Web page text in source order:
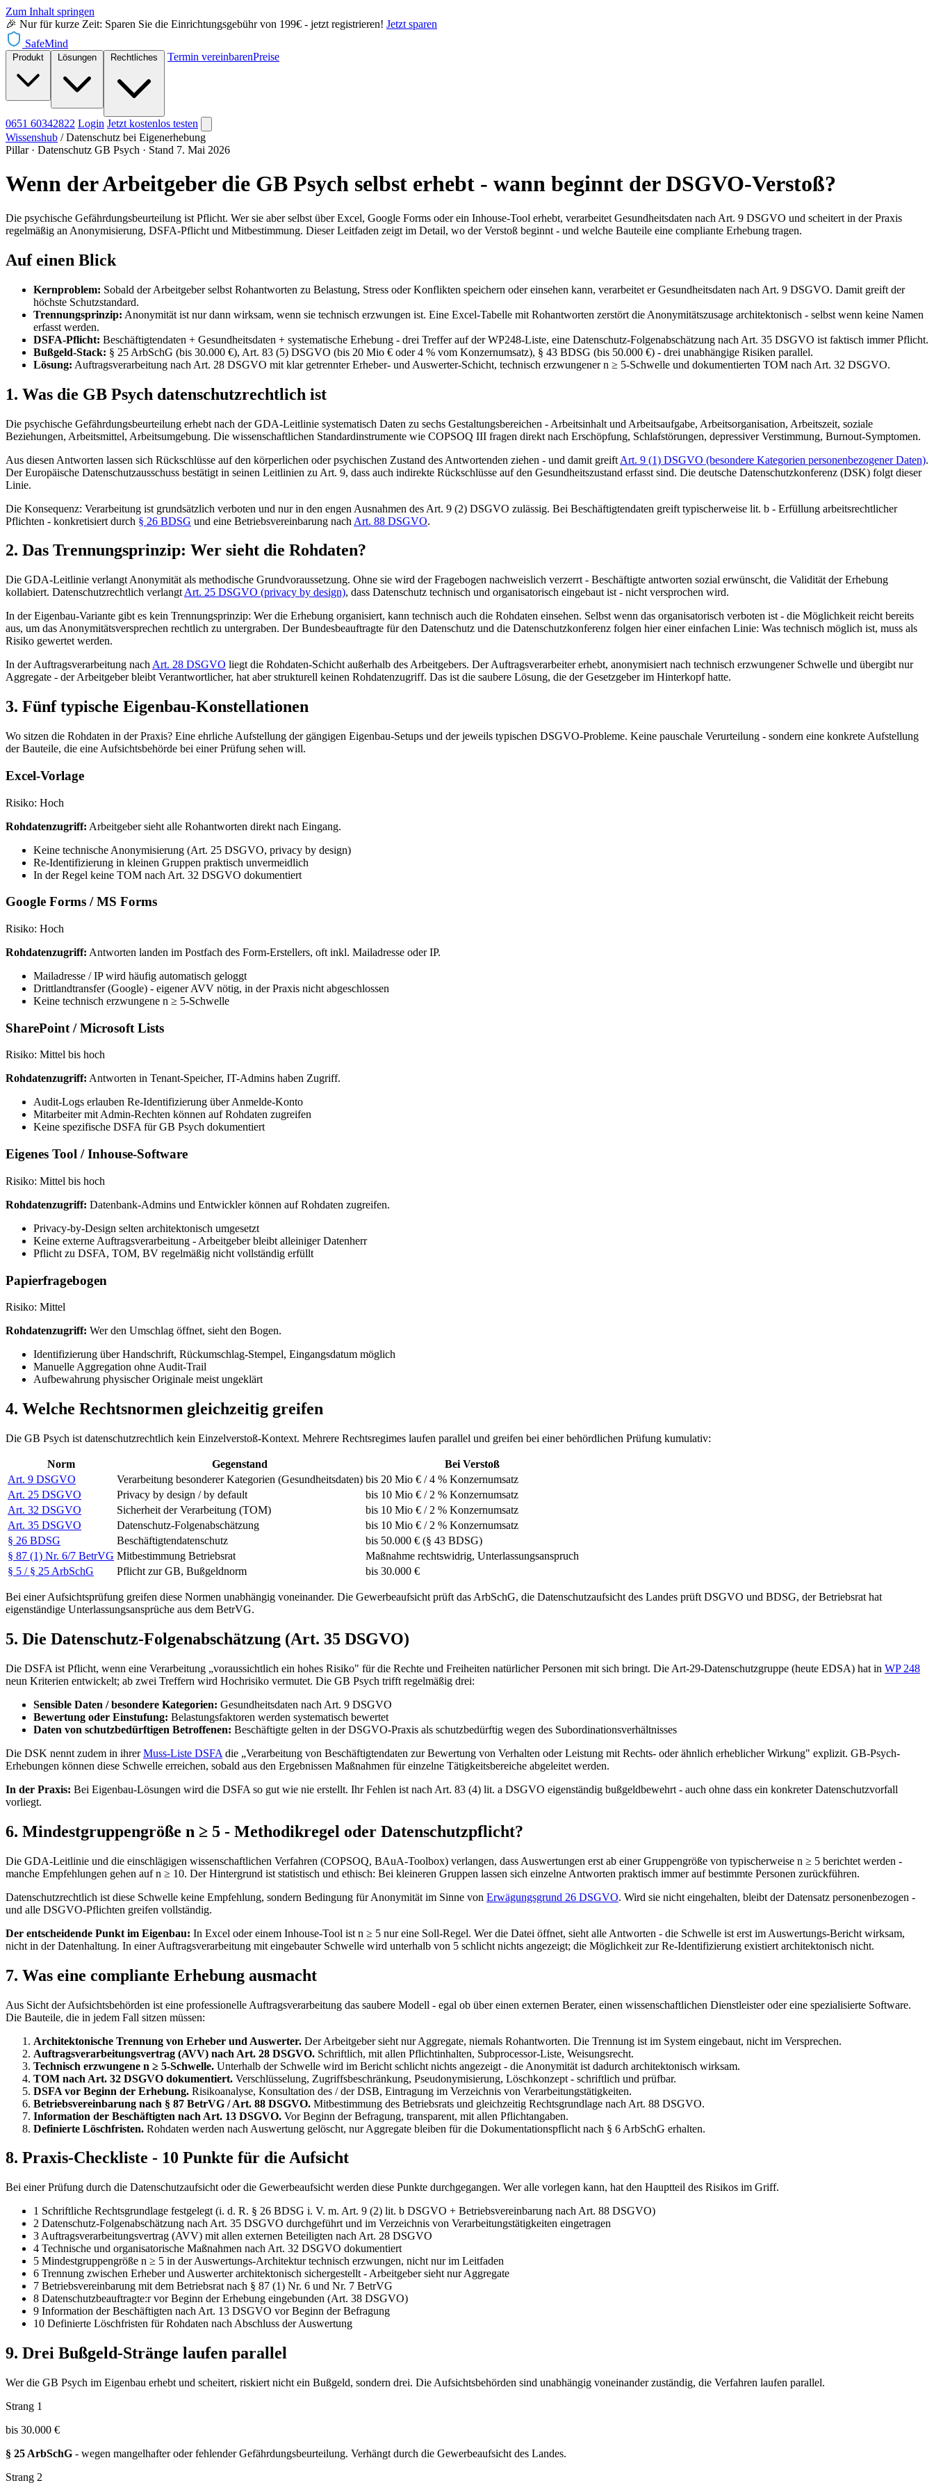
Zum Inhalt springen
🎉 Nur für kurze Zeit: Sparen Sie die Einrichtungsgebühr von 199€ - jetzt registrieren! Jetzt sparen
SafeMind
Termin vereinbarenPreise
0651 60342822 Login Jetzt kostenlos testen
Wissenshub / Datenschutz bei Eigenerhebung
Pillar · Datenschutz GB Psych · Stand 7. Mai 2026
Wenn der Arbeitgeber die GB Psych selbst erhebt - wann beginnt der DSGVO-Verstoß?
Die psychische Gefährdungsbeurteilung ist Pflicht. Wer sie aber selbst über Excel, Google Forms oder ein Inhouse-Tool erhebt, verarbeitet Gesundheitsdaten nach Art. 9 DSGVO und scheitert in der Praxis
regelmäßig an Anonymisierung, DSFA-Pflicht und Mitbestimmung. Dieser Leitfaden zeigt im Detail, wo der Verstoß beginnt - und welche Bauteile eine compliante Erhebung tragen.
Auf einen Blick
Kernproblem: Sobald der Arbeitgeber selbst Rohantworten zu Belastung, Stress oder Konflikten speichern oder einsehen kann, verarbeitet er Gesundheitsdaten nach Art. 9 DSGVO. Damit greift der
höchste Schutzstandard.
Trennungsprinzip: Anonymität ist nur dann wirksam, wenn sie technisch erzwungen ist. Eine Excel-Tabelle mit Rohantworten zerstört die Anonymitätszusage architektonisch - selbst wenn keine Namen
erfasst werden.
DSFA-Pflicht: Beschäftigtendaten + Gesundheitsdaten + systematische Erhebung - drei Treffer auf der WP248-Liste, eine Datenschutz-Folgenabschätzung nach Art. 35 DSGVO ist faktisch immer Pflicht.
Bußgeld-Stack: § 25 ArbSchG (bis 30.000 €), Art. 83 (5) DSGVO (bis 20 Mio € oder 4 % vom Konzernumsatz), § 43 BDSG (bis 50.000 €) - drei unabhängige Risiken parallel.
Lösung: Auftragsverarbeitung nach Art. 28 DSGVO mit klar getrennter Erheber- und Auswerter-Schicht, technisch erzwungener n ≥ 5-Schwelle und dokumentierten TOM nach Art. 32 DSGVO.
1. Was die GB Psych datenschutzrechtlich ist
Die psychische Gefährdungsbeurteilung erhebt nach der GDA-Leitlinie systematisch Daten zu sechs Gestaltungsbereichen - Arbeitsinhalt und Arbeitsaufgabe, Arbeitsorganisation, Arbeitszeit, soziale
Beziehungen, Arbeitsmittel, Arbeitsumgebung. Die wissenschaftlichen Standardinstrumente wie COPSOQ III fragen direkt nach Erschöpfung, Schlafstörungen, depressiver Verstimmung, Burnout-Symptomen.
Aus diesen Antworten lassen sich Rückschlüsse auf den körperlichen oder psychischen Zustand des Antwortenden ziehen - und damit greift Art. 9 (1) DSGVO (besondere Kategorien personenbezogener Daten).
Der Europäische Datenschutzausschuss bestätigt in seinen Leitlinien zu Art. 9, dass auch indirekte Rückschlüsse auf den Gesundheitszustand erfasst sind. Die deutsche Datenschutzkonferenz (DSK) folgt dieser
Linie.
Die Konsequenz: Verarbeitung ist grundsätzlich verboten und nur in den engen Ausnahmen des Art. 9 (2) DSGVO zulässig. Bei Beschäftigtendaten greift typischerweise lit. b - Erfüllung arbeitsrechtlicher
Pflichten - konkretisiert durch § 26 BDSG und eine Betriebsvereinbarung nach Art. 88 DSGVO.
2. Das Trennungsprinzip: Wer sieht die Rohdaten?
Die GDA-Leitlinie verlangt Anonymität als methodische Grundvoraussetzung. Ohne sie wird der Fragebogen nachweislich verzerrt - Beschäftigte antworten sozial erwünscht, die Validität der Erhebung
kollabiert. Datenschutzrechtlich verlangt Art. 25 DSGVO (privacy by design), dass Datenschutz technisch und organisatorisch eingebaut ist - nicht versprochen wird.
In der Eigenbau-Variante gibt es kein Trennungsprinzip: Wer die Erhebung organisiert, kann technisch auch die Rohdaten einsehen. Selbst wenn das organisatorisch verboten ist - die Möglichkeit reicht bereits
aus, um das Anonymitätsversprechen rechtlich zu untergraben. Der Bundesbeauftragte für den Datenschutz und die Datenschutzkonferenz folgen hier einer einfachen Linie: Was technisch möglich ist, muss als
Risiko gewertet werden.
In der Auftragsverarbeitung nach Art. 28 DSGVO liegt die Rohdaten-Schicht außerhalb des Arbeitgebers. Der Auftragsverarbeiter erhebt, anonymisiert nach technisch erzwungener Schwelle und übergibt nur
Aggregate - der Arbeitgeber bleibt Verantwortlicher, hat aber strukturell keinen Rohdatenzugriff. Das ist die saubere Lösung, die der Gesetzgeber im Hinterkopf hatte.
3. Fünf typische Eigenbau-Konstellationen
Wo sitzen die Rohdaten in der Praxis? Eine ehrliche Aufstellung der gängigen Eigenbau-Setups und der jeweils typischen DSGVO-Probleme. Keine pauschale Verurteilung - sondern eine konkrete Aufstellung
der Bauteile, die eine Aufsichtsbehörde bei einer Prüfung sehen will.
Excel-Vorlage
Risiko: Hoch
Rohdatenzugriff: Arbeitgeber sieht alle Rohantworten direkt nach Eingang.
Keine technische Anonymisierung (Art. 25 DSGVO, privacy by design)
Re-Identifizierung in kleinen Gruppen praktisch unvermeidlich
In der Regel keine TOM nach Art. 32 DSGVO dokumentiert
Google Forms / MS Forms
Risiko: Hoch
Rohdatenzugriff: Antworten landen im Postfach des Form-Erstellers, oft inkl. Mailadresse oder IP.
Mailadresse / IP wird häufig automatisch geloggt
Drittlandtransfer (Google) - eigener AVV nötig, in der Praxis nicht abgeschlossen
Keine technisch erzwungene n ≥ 5-Schwelle
SharePoint / Microsoft Lists
Risiko: Mittel bis hoch
Rohdatenzugriff: Antworten in Tenant-Speicher, IT-Admins haben Zugriff.
Audit-Logs erlauben Re-Identifizierung über Anmelde-Konto
Mitarbeiter mit Admin-Rechten können auf Rohdaten zugreifen
Keine spezifische DSFA für GB Psych dokumentiert
Eigenes Tool / Inhouse-Software
Risiko: Mittel bis hoch
Rohdatenzugriff: Datenbank-Admins und Entwickler können auf Rohdaten zugreifen.
Privacy-by-Design selten architektonisch umgesetzt
Keine externe Auftragsverarbeitung - Arbeitgeber bleibt alleiniger Datenherr
Pflicht zu DSFA, TOM, BV regelmäßig nicht vollständig erfüllt
Papierfragebogen
Risiko: Mittel
Rohdatenzugriff: Wer den Umschlag öffnet, sieht den Bogen.
Identifizierung über Handschrift, Rückumschlag-Stempel, Eingangsdatum möglich
Manuelle Aggregation ohne Audit-Trail
Aufbewahrung physischer Originale meist ungeklärt
4. Welche Rechtsnormen gleichzeitig greifen
Die GB Psych ist datenschutzrechtlich kein Einzelverstoß-Kontext. Mehrere Rechtsregimes laufen parallel und greifen bei einer behördlichen Prüfung kumulativ:
Norm Gegenstand
Bei Verstoß
Art. 9 DSGVO
Verarbeitung besonderer Kategorien (Gesundheitsdaten) bis 20 Mio € / 4 % Konzernumsatz
Art. 25 DSGVO
Privacy by design / by default
bis 10 Mio € / 2 % Konzernumsatz
Art. 32 DSGVO
Sicherheit der Verarbeitung (TOM)
bis 10 Mio € / 2 % Konzernumsatz
Art. 35 DSGVO
Datenschutz-Folgenabschätzung
bis 10 Mio € / 2 % Konzernumsatz
§ 26 BDSG
Beschäftigtendatenschutz
bis 50.000 € (§ 43 BDSG)
§ 87 (1) Nr. 6/7 BetrVG Mitbestimmung Betriebsrat
Maßnahme rechtswidrig, Unterlassungsanspruch
§ 5 / § 25 ArbSchG
Pflicht zur GB, Bußgeldnorm bis 30.000 €
Bei einer Aufsichtsprüfung greifen diese Normen unabhängig voneinander. Die Gewerbeaufsicht prüft das ArbSchG, die Datenschutzaufsicht des Landes prüft DSGVO und BDSG, der Betriebsrat hat
eigenständige Unterlassungsansprüche aus dem BetrVG.
5. Die Datenschutz-Folgenabschätzung (Art. 35 DSGVO)
Die DSFA ist Pflicht, wenn eine Verarbeitung „voraussichtlich ein hohes Risiko" für die Rechte und Freiheiten natürlicher Personen mit sich bringt. Die Art-29-Datenschutzgruppe (heute EDSA) hat in WP 248
neun Kriterien entwickelt; ab zwei Treffern wird Hochrisiko vermutet. Die GB Psych trifft regelmäßig drei:
Sensible Daten / besondere Kategorien: Gesundheitsdaten nach Art. 9 DSGVO
Bewertung oder Einstufung: Belastungsfaktoren werden systematisch bewertet
Daten von schutzbedürftigen Betroffenen: Beschäftigte gelten in der DSGVO-Praxis als schutzbedürftig wegen des Subordinationsverhältnisses
Die DSK nennt zudem in ihrerMuss-Liste DSFA die „Verarbeitung von Beschäftigtendaten zur Bewertung von Verhalten oder Leistung mit Rechts- oder ähnlich erheblicher Wirkung" explizit. GB-Psych-
Erhebungen können diese Schwelle erreichen, sobald aus den Ergebnissen Maßnahmen für einzelne Tätigkeitsbereiche abgeleitet werden.
In der Praxis: Bei Eigenbau-Lösungen wird die DSFA so gut wie nie erstellt. Ihr Fehlen ist nach Art. 83 (4) lit. a DSGVO eigenständig bußgeldbewehrt - auch ohne dass ein konkreter Datenschutzvorfall
vorliegt.
6. Mindestgruppengröße n ≥ 5 - Methodikregel oder Datenschutzpflicht?
Die GDA-Leitlinie und die einschlägigen wissenschaftlichen Verfahren (COPSOQ, BAuA-Toolbox) verlangen, dass Auswertungen erst ab einer Gruppengröße von typischerweise n ≥ 5 berichtet werden -
manche Empfehlungen gehen auf n ≥ 10. Der Hintergrund ist statistisch und ethisch: Bei kleineren Gruppen lassen sich einzelne Antworten praktisch immer auf bestimmte Personen zurückführen.
Datenschutzrechtlich ist diese Schwelle keine Empfehlung, sondern Bedingung für Anonymität im Sinne von Erwägungsgrund 26 DSGVO. Wird sie nicht eingehalten, bleibt der Datensatz personenbezogen -
und alle DSGVO-Pflichten greifen vollständig.
Der entscheidende Punkt im Eigenbau: In Excel oder einem Inhouse-Tool ist n ≥ 5 nur eine Soll-Regel. Wer die Datei öffnet, sieht alle Antworten - die Schwelle ist erst im Auswertungs-Bericht wirksam,
nicht in der Datenhaltung. In einer Auftragsverarbeitung mit eingebauter Schwelle wird unterhalb von 5 schlicht nichts angezeigt; die Möglichkeit zur Re-Identifizierung existiert architektonisch nicht.
7. Was eine compliante Erhebung ausmacht
Aus Sicht der Aufsichtsbehörden ist eine professionelle Auftragsverarbeitung das saubere Modell - egal ob über einen externen Berater, einen wissenschaftlichen Dienstleister oder eine spezialisierte Software.
Die Bauteile, die in jedem Fall sitzen müssen:
Architektonische Trennung von Erheber und Auswerter. Der Arbeitgeber sieht nur Aggregate, niemals Rohantworten. Die Trennung ist im System eingebaut, nicht im Versprechen.
Auftragsverarbeitungsvertrag (AVV) nach Art. 28 DSGVO. Schriftlich, mit allen Pflichtinhalten, Subprocessor-Liste, Weisungsrecht.
Technisch erzwungene n ≥ 5-Schwelle. Unterhalb der Schwelle wird im Bericht schlicht nichts angezeigt - die Anonymität ist dadurch architektonisch wirksam.
TOM nach Art. 32 DSGVO dokumentiert. Verschlüsselung, Zugriffsbeschränkung, Pseudonymisierung, Löschkonzept - schriftlich und prüfbar.
DSFA vor Beginn der Erhebung. Risikoanalyse, Konsultation des / der DSB, Eintragung im Verzeichnis von Verarbeitungstätigkeiten.
Betriebsvereinbarung nach § 87 BetrVG / Art. 88 DSGVO. Mitbestimmung des Betriebsrats und gleichzeitig Rechtsgrundlage nach Art. 88 DSGVO.
Information der Beschäftigten nach Art. 13 DSGVO. Vor Beginn der Befragung, transparent, mit allen Pflichtangaben.
Definierte Löschfristen. Rohdaten werden nach Auswertung gelöscht, nur Aggregate bleiben für die Dokumentationspflicht nach § 6 ArbSchG erhalten.
8. Praxis-Checkliste - 10 Punkte für die Aufsicht
Bei einer Prüfung durch die Datenschutzaufsicht oder die Gewerbeaufsicht werden diese Punkte durchgegangen. Wer alle vorlegen kann, hat den Hauptteil des Risikos im Griff.
1 Schriftliche Rechtsgrundlage festgelegt (i. d. R. § 26 BDSG i. V. m. Art. 9 (2) lit. b DSGVO + Betriebsvereinbarung nach Art. 88 DSGVO)
2 Datenschutz-Folgenabschätzung nach Art. 35 DSGVO durchgeführt und im Verzeichnis von Verarbeitungstätigkeiten eingetragen
3 Auftragsverarbeitungsvertrag (AVV) mit allen externen Beteiligten nach Art. 28 DSGVO
4 Technische und organisatorische Maßnahmen nach Art. 32 DSGVO dokumentiert
5 Mindestgruppengröße n ≥ 5 in der Auswertungs-Architektur technisch erzwungen, nicht nur im Leitfaden
6 Trennung zwischen Erheber und Auswerter architektonisch sichergestellt - Arbeitgeber sieht nur Aggregate
7 Betriebsvereinbarung mit dem Betriebsrat nach § 87 (1) Nr. 6 und Nr. 7 BetrVG
8 Datenschutzbeauftragte:r vor Beginn der Erhebung eingebunden (Art. 38 DSGVO)
9 Information der Beschäftigten nach Art. 13 DSGVO vor Beginn der Befragung
10 Definierte Löschfristen für Rohdaten nach Abschluss der Auswertung
9. Drei Bußgeld-Stränge laufen parallel
Wer die GB Psych im Eigenbau erhebt und scheitert, riskiert nicht ein Bußgeld, sondern drei. Die Aufsichtsbehörden sind unabhängig voneinander zuständig, die Verfahren laufen parallel.
Strang 1
bis 30.000 €
§ 25 ArbSchG - wegen mangelhafter oder fehlender Gefährdungsbeurteilung. Verhängt durch die Gewerbeaufsicht des Landes.
Strang 2